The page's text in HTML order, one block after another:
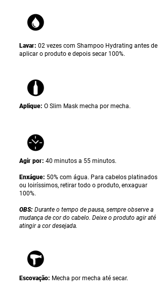
Lavar: 02 vezes com Shampoo Hydrating antes de
aplicar o produto e depois secar 100%.
Aplique: O Slim Mask mecha por mecha.
Agir por: 40 minutos a 55 minutos.
Enxágue: 50% com água. Para cabelos platinados
ou loiríssimos, retirar todo o produto, enxaguar
100%.
OBS: Durante o tempo de pausa, sempre observe a
mudança de cor do cabelo. Deixe o produto agir até
atingir a cor desejada.
Escovação: Mecha por mecha até secar.